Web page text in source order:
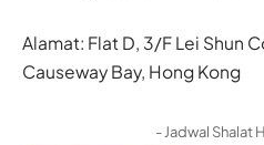
Alamat: Flat D, 3/F Lei Shun
Causeway Bay, Hong Kong
- Jadwal Shalat